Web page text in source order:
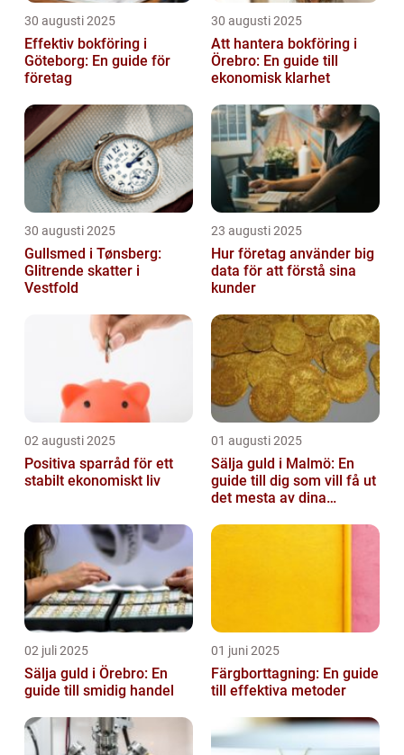
30 augusti 2025
Effektiv bokföring i
Göteborg: En guide för
företag
30 augusti 2025
Att hantera bokföring i
Örebro: En guide till
ekonomisk klarhet
30 augusti 2025
Gullsmed i Tønsberg:
Glitrende skatter i
Vestfold
23 augusti 2025
Hur företag använder big
data för att förstå sina
kunder
02 augusti 2025
Positiva sparråd för ett
stabilt ekonomiskt liv
01 augusti 2025
Sälja guld i Malmö: En
guide till dig som vill få ut
det mesta av dina
02 juli 2025
Sälja guld i Örebro: En
guide till smidig handel
01 juni 2025
Färgborttagning: En guide
till effektiva metoder